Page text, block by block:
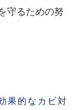
守るための努
果的なカビ対